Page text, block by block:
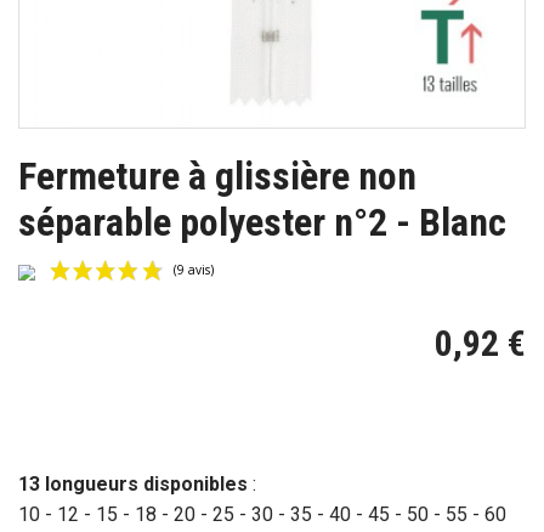
Fermeture à glissière non
séparable polyester n°2 - Blanc
0,92 €
13 longueurs disponibles :
10 - 12 - 15 - 18 - 20 - 25 - 30 - 35 - 40 - 45 - 50 - 55 - 60